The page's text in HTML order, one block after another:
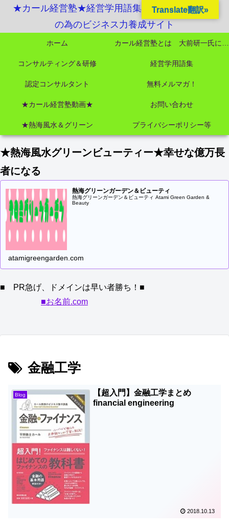
★カール経営塾★経営学用語集起業独立成功MBA
の為のビジネス力養成サイト
ホーム
コンサルティング＆研修 経営学用語集
認定コンサルタント 無料メルマガ！
★カール経営塾動画★ お問い合わせ
★熱海風水＆グリーン プライバシーポリシー等
★熱海風水グリーンビューティー★幸せな億万長
者になる
熱海グリーンガーデン＆ビューティ
熱海グリーンガーデン＆ビューティ Atami Green Garden &
Beauty
atamigreengarden.com
■ PR急げ、ドメインは早い者勝ち！■
■お名前.com
金融工学
Blog
【超入門】金融工学まとめ
financial engineering
2018.10.13
Translate翻訳»